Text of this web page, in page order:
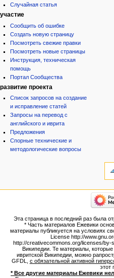
Случайная статья
участие
Сообщить об ошибке
Создать новую страницу
Посмотреть свежие правки
Посмотреть новые страницы
Инструкция, техническая
помощь
Портал Сообщества
развитие проекта
Список запросов на создание
и исправление статей
Запросы на перевод с
английского и иврита
Предложения
Спорные технические и
методологические вопросы
Версия
для
Постоянная
ссылка
Сведения
о странице
категории
Народ
Проекты
Проекты/Участники/
дополнения
Публикации:Авторы
Публикации:Статьи по типу
Темы
ежевиковый куст
Эта страница в последний раз была
* Часть материалов Ежевики
материалы публикуется на условиях
License http://
http://creativecommons.org/licenses/by-
Википедии. Те материалы,
ивритской Википедии, можно
GFDL, с обязательной активной
этот
* Все другие материалы Ежевики